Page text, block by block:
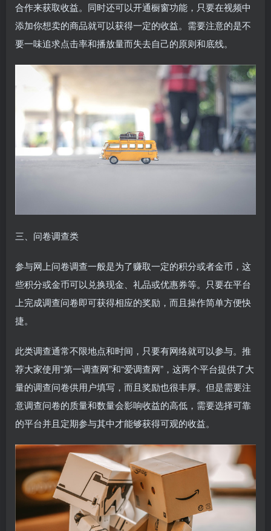
合作来获取收益。同时还可以开通橱窗功能，只要在视频中
添加你想卖的商品就可以获得一定的收益。需要注意的是不
要一味追求点击率和播放量而失去自己的原则和底线。
三、问卷调查类
参与网上问卷调查一般是为了赚取一定的积分或者金币，这
些积分或金币可以兑换现金、礼品或优惠券等。只要在平台
上完成调查问卷即可获得相应的奖励，而且操作简单方便快
捷。
此类调查通常不限地点和时间，只要有网络就可以参与。推
荐大家使用“第一调查网”和“爱调查网”，这两个平台提供了大
量的调查问卷供用户填写，而且奖励也很丰厚。但是需要注
意调查问卷的质量和数量会影响收益的高低，需要选择可靠
的平台并且定期参与其中才能够获得可观的收益。